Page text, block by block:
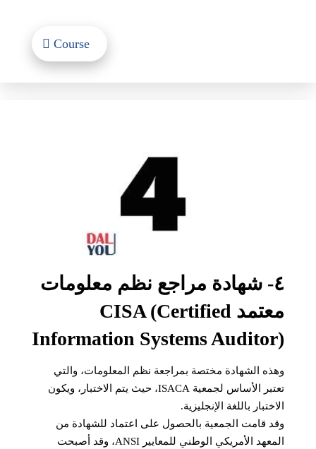
Course
٤- شهادة مراجع نظم معلومات
معتمد CISA (Certified
Information Systems Auditor)‏
وهذه الشهادة مختصة بمراجعة نظم المعلومات، والتي
تعتبر الأساس لجمعية ISACA، حيث يتم الاختبار، ويكون
الاختبار باللغة الإنجليزية.
وقد قامت الجمعية بالحصول على اعتماد للشهادة من
المعهد الأمريكي الوطني للمعايير ANSI، وقد أصبحت